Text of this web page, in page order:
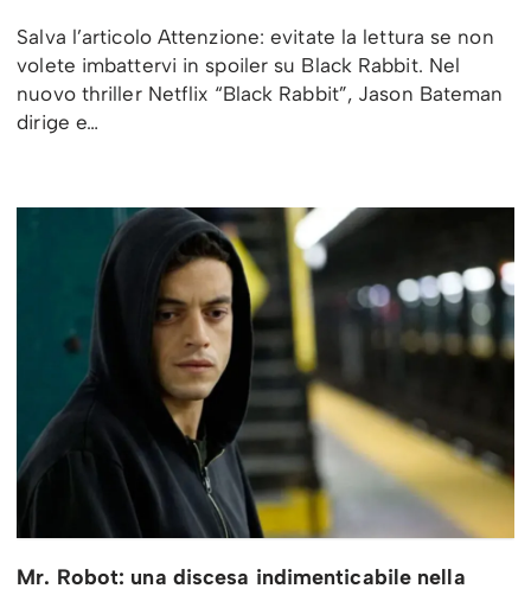
Salva l’articolo Attenzione: evitate la lettura se non
volete imbattervi in spoiler su Black Rabbit. Nel
nuovo thriller Netflix “Black Rabbit”, Jason Bateman
dirige e…
Mr. Robot: una discesa indimenticabile nella